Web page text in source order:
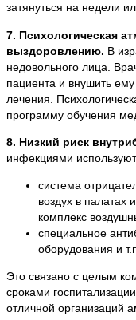
затянуться на недели
7. Психологическая
выздоровлению. В
недовольного лица.
пациента и внушить
лечения.
программу обучения
8. Низкий риск
инфекциями
система
воздух в палатах
комплекс
специальное
оборудования и
Это связано с целым
сроками
отличной организаций